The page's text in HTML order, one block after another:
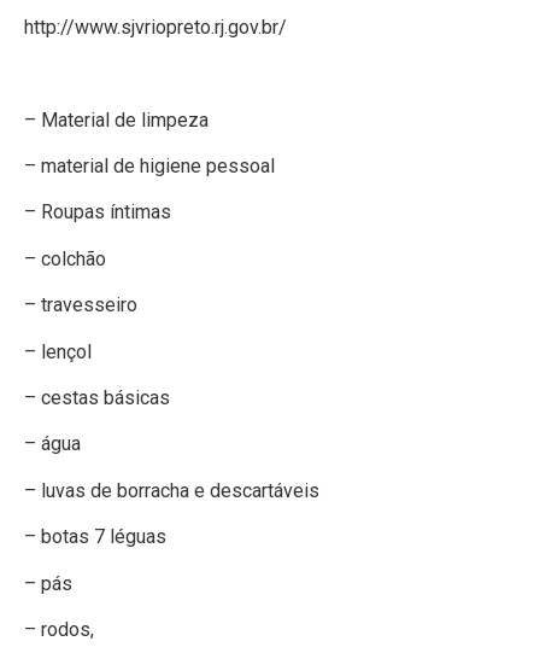
http://www.sjvriopreto.rj.gov.br/
– Material de limpeza
– material de higiene pessoal
– Roupas íntimas
– colchão
– travesseiro
– lençol
– cestas básicas
– água
– luvas de borracha e descartáveis
– botas 7 léguas
– pás
– rodos,